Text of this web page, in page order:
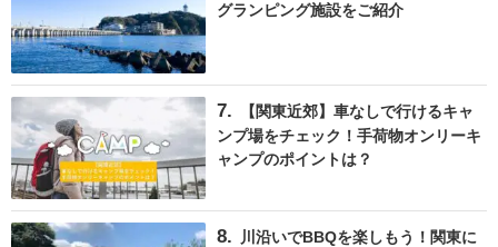
グランピング施設をご紹介
【関東近郊】車なしで行けるキャ
ンプ場をチェック！手荷物オンリーキ
ャンプのポイントは？
川沿いでBBQを楽しもう！関東に